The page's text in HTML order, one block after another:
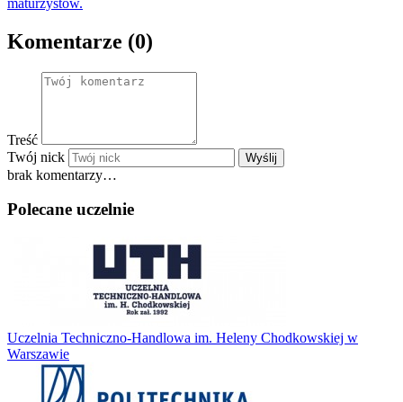
Komentarze (0)
Treść
Twój nick
Wyślij
brak komentarzy…
Polecane uczelnie
Uczelnia Techniczno-Handlowa im. Heleny Chodkowskiej w
Warszawie